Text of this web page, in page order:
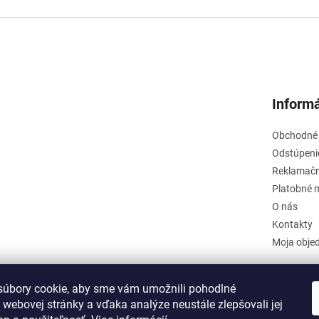
cookie, aby sme vám umožnili pohodlné
stránky a vďaka analýze neustále zlepšovali jej
Platobné
O nás
Kontakty
Moja